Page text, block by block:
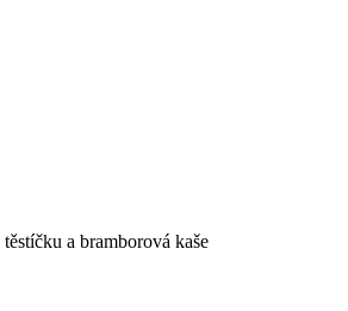
a bramborová kaše